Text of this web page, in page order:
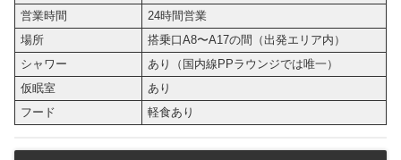
営業時間
24時間営業
場所
搭乗口A8〜A17の間（出発エリア内）
シャワー
あり（国内線PPラウンジでは唯一）
仮眠室
あり
フード
軽食あり